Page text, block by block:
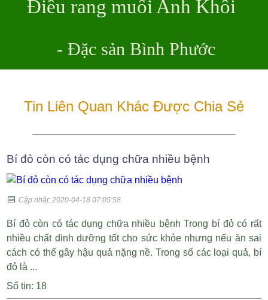
Điều rang muối Anh Khôi
- Đặc sản Bình Phước
Tin Liên Quan Khác Được Chia Sẻ
Bí đỏ còn có tác dụng chữa nhiều bệnh
📅Cập nhật: 2020-04-18 07:05:58
Bí đỏ còn có tác dụng chữa nhiều bệnh Trong bí đỏ có rất
nhiều chất dinh dưỡng tốt cho sức khỏe nhưng nếu ăn sai
cách có thể gây hậu quả nặng nề. Trong số các loại quả, bí
đỏ là ...
Số tin: 18